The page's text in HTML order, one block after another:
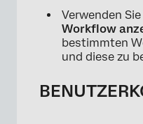
Verwenden
Workflow
bestimmten
und diese zu